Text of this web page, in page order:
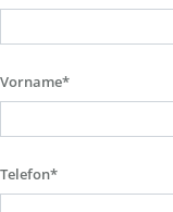
Vorname*
Telefon*